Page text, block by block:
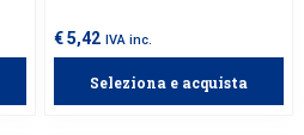
poliestere. Per tutti gli impieghi
€ 5,42 IVA inc.
Seleziona e acquista